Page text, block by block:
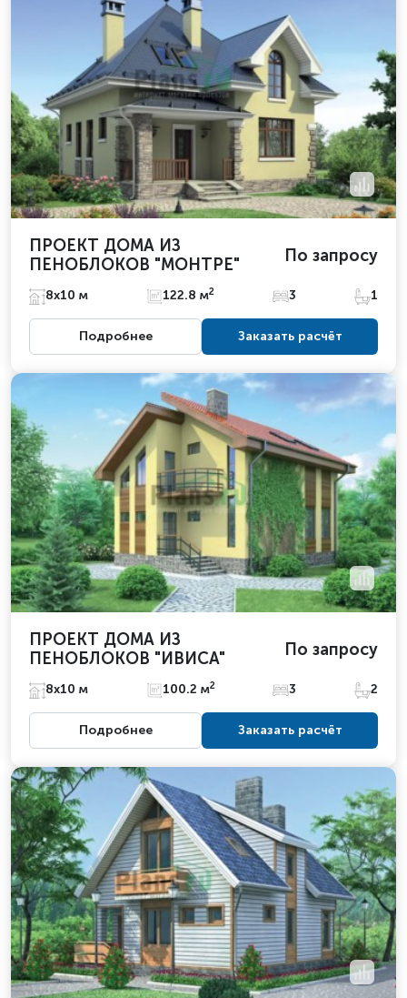
ПРОЕКТ ДОМА ИЗ
ПЕНОБЛОКОВ "МОНТРЕ"
По запросу
8х10 м 122.8 м2 3 1
Подробнее Заказать расчёт
ПРОЕКТ ДОМА ИЗ
ПЕНОБЛОКОВ "ИВИСА"
По запросу
8х10 м 100.2 м2 3 2
Подробнее Заказать расчёт